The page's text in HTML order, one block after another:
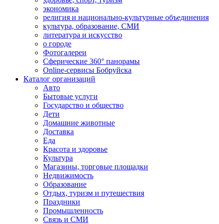
экономика
религия и национально-культурные объединения
культура, образование, СМИ
литература и искусство
о городе
Фотогалереи
Сферические 360° панорамы
Online-сервисы Бобруйска
Каталог организаций
Авто
Бытовые услуги
Государство и общество
Дети
Домашние животные
Доставка
Еда
Красота и здоровье
Культура
Магазины, торговые площадки
Недвижимость
Образование
Отдых, туризм и путешествия
Праздники
Промышленность
Связь и СМИ